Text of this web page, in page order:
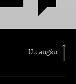
Uz augšu